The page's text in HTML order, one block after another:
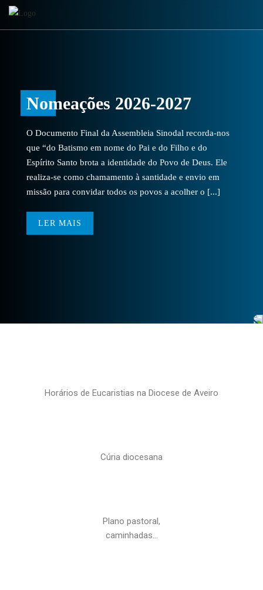
Nomeações 2026-2027
O Documento Final da Assembleia Sinodal recorda-nos
que “do Batismo em nome do Pai e do Filho e do
Espírito Santo brota a identidade do Povo de Deus. Ele
realiza-se como chamamento à santidade e envio em
missão para convidar todos os povos a acolher o [...]
LER MAIS
Horários de Eucaristias na Diocese de Aveiro
Cúria diocesana
Plano pastoral,
caminhadas…